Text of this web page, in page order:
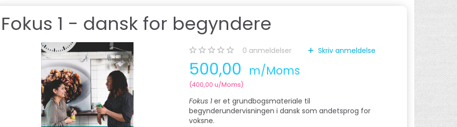
Fokus 1 - dansk for begyndere
0 anmeldelser Skriv anmeldelse
500,00 m/Moms
(400,00 u/Moms)
Fokus 1 er et grundbogsmateriale til
begynderundervisningen i dansk som andetsprog for
voksne.